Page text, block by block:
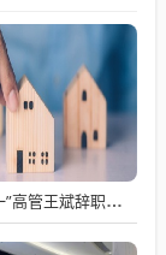
泸天化“三合一”高管王斌辞职：高管变动叠加财务、业绩双重压力，公司进入阶段性调整期